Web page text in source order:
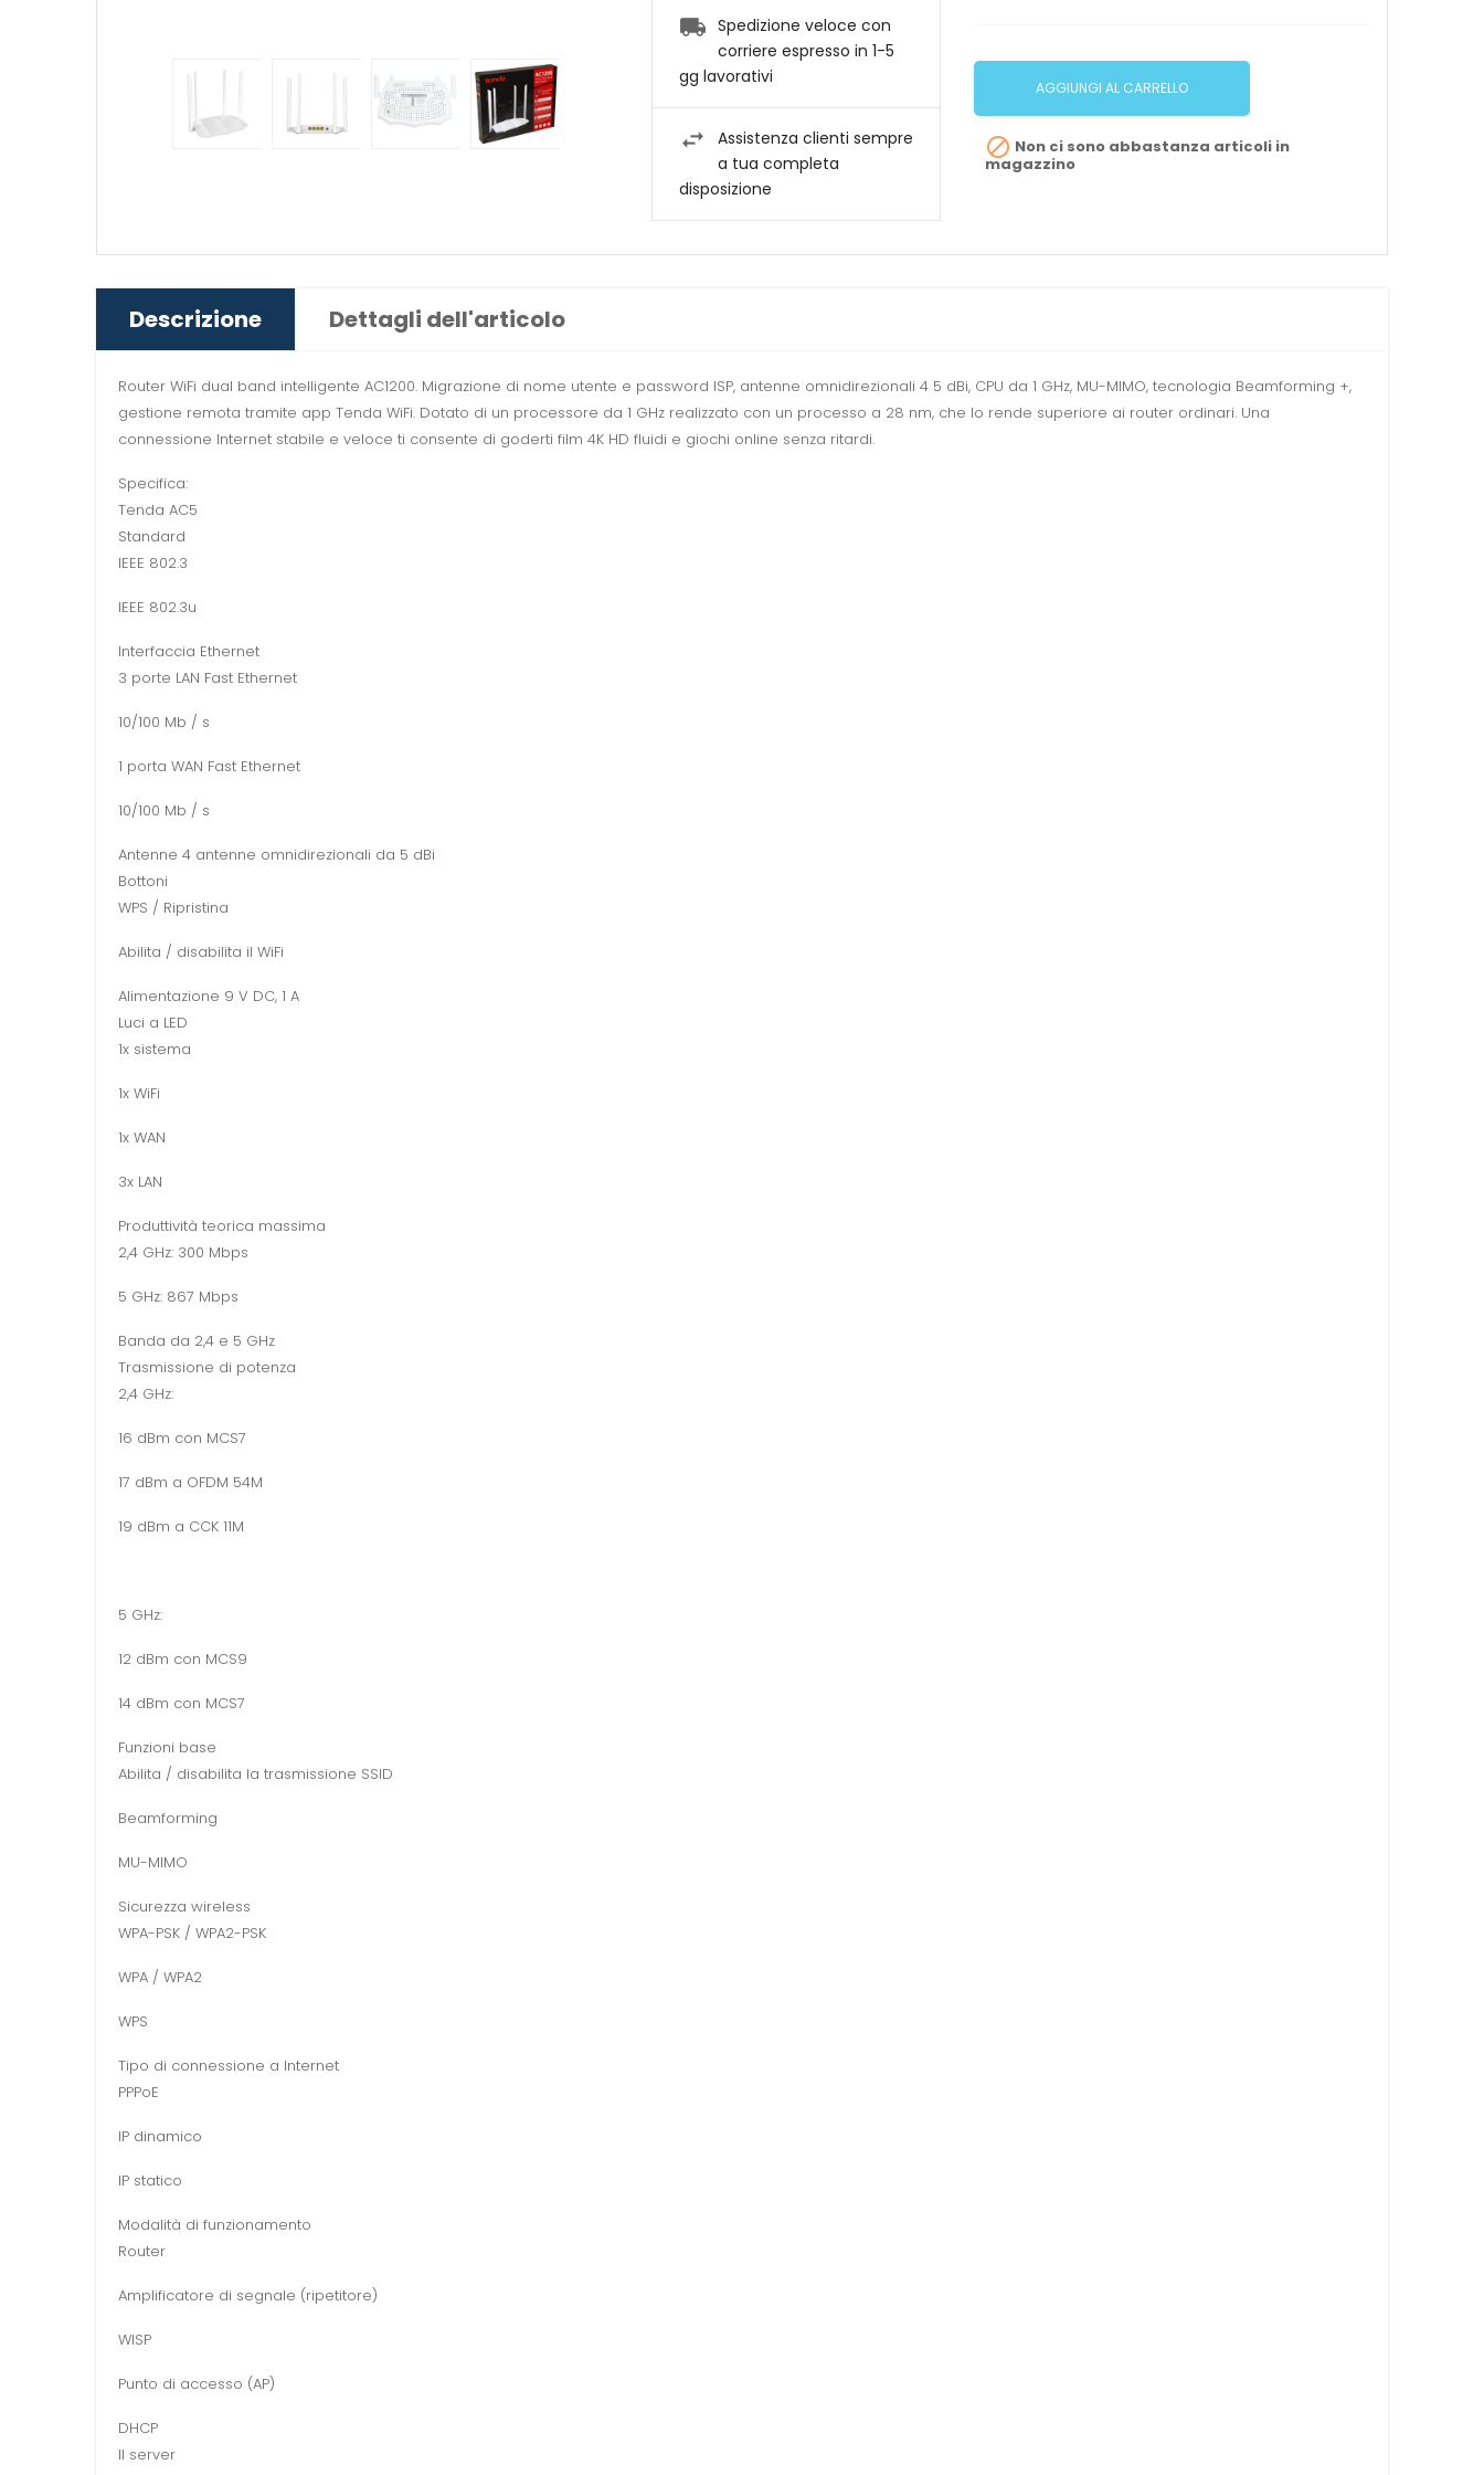
AGGIUNGI AL CARRELLO
 Non ci sono abbastanza articoli in
magazzino
Spedizione veloce con
corriere espresso in 1-5
gg lavorativi
Assistenza clienti sempre
a tua completa
disposizione
Descrizione Dettagli dell'articolo
Router WiFi dual band intelligente AC1200. Migrazione di nome utente e password ISP, antenne omnidirezionali 4 5 dBi, CPU da 1 GHz, MU-MIMO, tecnologia Beamforming +,
gestione remota tramite app Tenda WiFi. Dotato di un processore da 1 GHz realizzato con un processo a 28 nm, che lo rende superiore ai router ordinari. Una
connessione Internet stabile e veloce ti consente di goderti film 4K HD fluidi e giochi online senza ritardi.
Specifica:
Tenda AC5
Standard
IEEE 802.3
IEEE 802.3u
Interfaccia Ethernet
3 porte LAN Fast Ethernet
10/100 Mb / s
1 porta WAN Fast Ethernet
10/100 Mb / s
Antenne 4 antenne omnidirezionali da 5 dBi
Bottoni
WPS / Ripristina
Abilita / disabilita il WiFi
Alimentazione 9 V DC, 1 A
Luci a LED
1x sistema
1x WiFi
1x WAN
3x LAN
Produttività teorica massima
2,4 GHz: 300 Mbps
5 GHz: 867 Mbps
Banda da 2,4 e 5 GHz
Trasmissione di potenza
2,4 GHz:
16 dBm con MCS7
17 dBm a OFDM 54M
19 dBm a CCK 11M
5 GHz:
12 dBm con MCS9
14 dBm con MCS7
Funzioni base
Abilita / disabilita la trasmissione SSID
Beamforming
MU-MIMO
Sicurezza wireless
WPA-PSK / WPA2-PSK
WPA / WPA2
WPS
Tipo di connessione a Internet
PPPoE
IP dinamico
IP statico
Modalità di funzionamento
Router
Amplificatore di segnale (ripetitore)
WISP
Punto di accesso (AP)
DHCP
Il server